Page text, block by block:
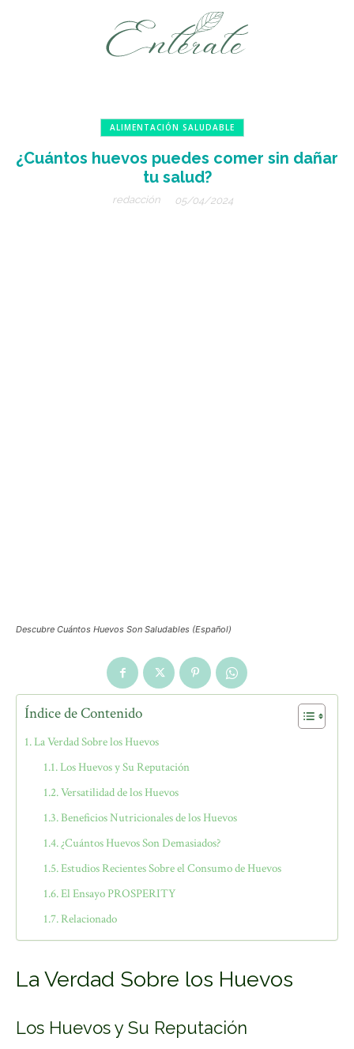
ALIMENTACIÓN SALUDABLE
¿Cuántos huevos puedes comer sin dañar
tu salud?
redacción 05/04/2024
Descubre Cuántos Huevos Son Saludables (Español)
Índice de Contenido
La Verdad Sobre los Huevos
Los Huevos y Su Reputación
Versatilidad de los Huevos
Beneficios Nutricionales de los Huevos
¿Cuántos Huevos Son Demasiados?
Estudios Recientes Sobre el Consumo de Huevos
El Ensayo PROSPERITY
Relacionado
La Verdad Sobre los Huevos
Los Huevos y Su Reputación